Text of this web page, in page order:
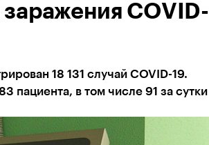
COVID-
18 131 случай COVID-19.
пациента, в том числе 91 за сутки